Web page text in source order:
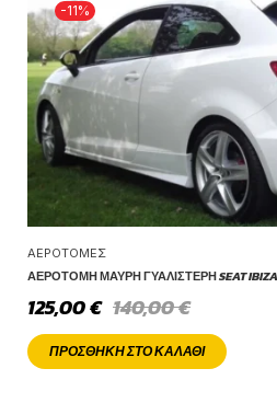
-11%
ΑΕΡΟΤΟΜΈΣ
ΑΕΡΟΤΟΜΉ ΜΑΎΡΗ ΓΥΑΛΙΣΤΕΡΉ SEAT IBIZA
140,00€
125,00€
ΠΡΟΣΘΉΚΗ ΣΤΟ ΚΑΛΆΘΙ